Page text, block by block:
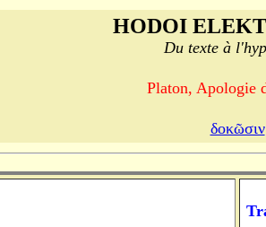
HODOI
Du texte à
Platon, Apologie
δοκῶσιν